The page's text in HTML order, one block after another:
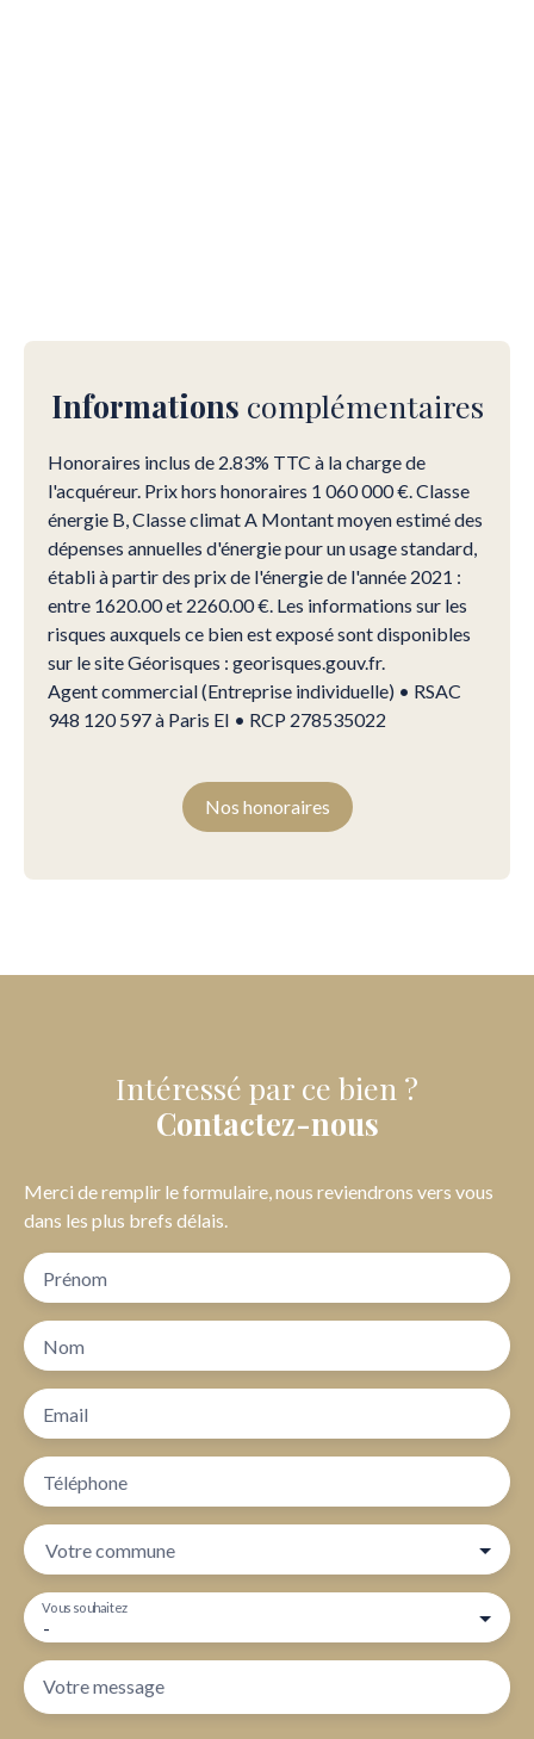
Informations complémentaires
Honoraires inclus de 2.83% TTC à la charge de
l'acquéreur. Prix hors honoraires 1 060 000 €. Classe
énergie B, Classe climat A Montant moyen estimé des
dépenses annuelles d'énergie pour un usage standard,
établi à partir des prix de l'énergie de l'année 2021 :
entre 1620.00 et 2260.00 €. Les informations sur les
risques auxquels ce bien est exposé sont disponibles
sur le site Géorisques : georisques.gouv.fr.
Agent commercial (Entreprise individuelle) • RSAC
948 120 597 à Paris EI • RCP 278535022
Nos honoraires
Intéressé par ce bien ?
Contactez-nous
Merci de remplir le formulaire, nous reviendrons vers vous
dans les plus brefs délais.
Prénom
Nom
Email
Téléphone
Votre commune
-
Vous souhaitez
Votre message